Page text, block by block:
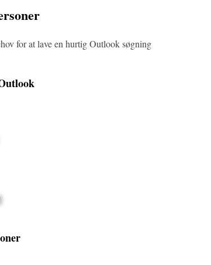
for at lave en hurtig Outlook søgning